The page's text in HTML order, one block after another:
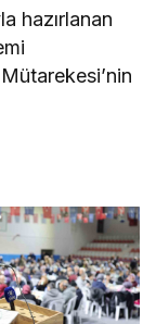
hazırlanan